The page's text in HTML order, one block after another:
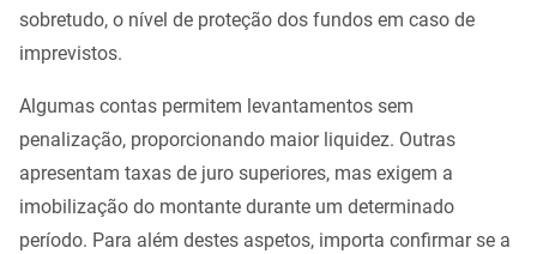
sobretudo, o nível de proteção dos fundos em caso de
imprevistos.
Algumas contas permitem levantamentos sem
penalização, proporcionando maior liquidez. Outras
apresentam taxas de juro superiores, mas exigem a
imobilização do montante durante um determinado
período. Para além destes aspetos, importa confirmar se a